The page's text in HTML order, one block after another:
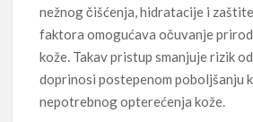
nežnog čišćenja, hidratacije i
faktora omogućava očuvanje
kože. Takav pristup smanjuje rizik
doprinosi postepenom poboljšanju
nepotrebnog opterećenja kože.